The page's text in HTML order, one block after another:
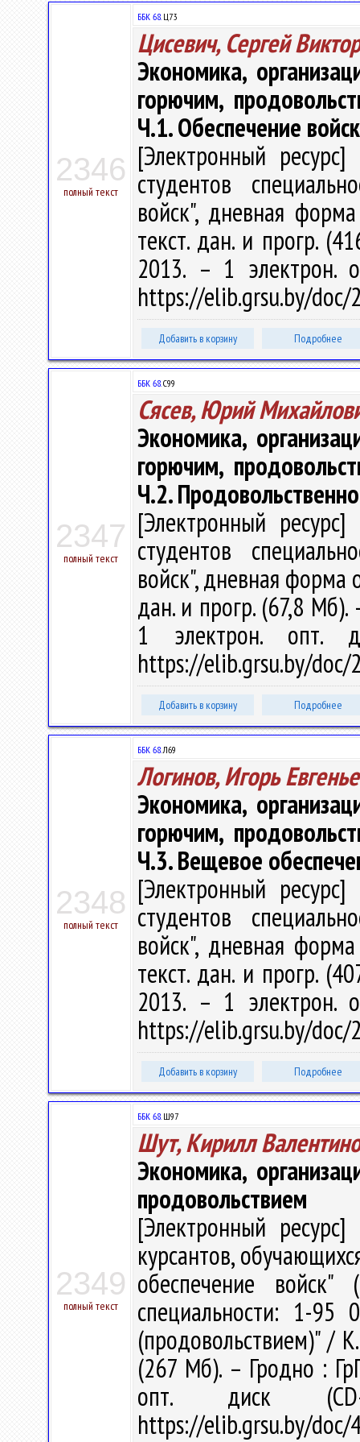
2346
полный текст
ББК 68.Ц73
Цисевич, Сергей
Экономика,
горючим,
Ч.1. Обеспечение
[Электронный
студентов
войск", дневная
текст. дан. и прогр.
2013. – 1 электрон.
https://elib.grsu.by/doc/
Добавить в корзину Подробнее
2347
полный текст
ББК 68.С99
Сясев, Юрий
Экономика,
горючим,
Ч.2.
[Электронный
студентов
войск", дневная форма
дан. и прогр. (67,8
1 электрон. опт.
https://elib.grsu.by/doc/
Добавить в корзину Подробнее
2348
полный текст
ББК 68.Л69
Логинов, Игорь
Экономика,
горючим,
Ч.3. Вещевое
[Электронный
студентов
войск", дневная
текст. дан. и прогр.
2013. – 1 электрон.
https://elib.grsu.by/doc/
Добавить в корзину Подробнее
2349
полный текст
ББК 68.Ш97
Шут, Кирилл
Экономика,
продовольствием
[Электронный
курсантов,
обеспечение
специальности: 1-95
(продовольствием)" /
(267 Мб). – Гродно :
опт. диск
https://elib.grsu.by/doc/